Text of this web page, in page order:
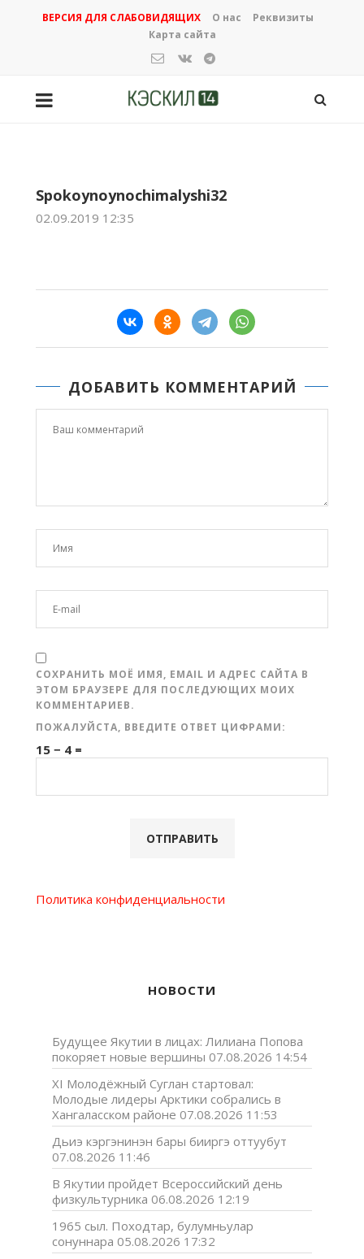
ВЕРСИЯ ДЛЯ СЛАБОВИДЯЩИХ О нас
Реквизиты
Карта сайта
Spokoynoynochimalyshi32
02.09.2019 12:35
ДОБАВИТЬ КОММЕНТАРИЙ
СОХРАНИТЬ МОЁ ИМЯ, EMAIL И АДРЕС САЙТА В
ЭТОМ БРАУЗЕРЕ ДЛЯ ПОСЛЕДУЮЩИХ МОИХ
КОММЕНТАРИЕВ.
ПОЖАЛУЙСТА, ВВЕДИТЕ ОТВЕТ ЦИФРАМИ:
15 − 4 =
Политика конфиденциальности
НОВОСТИ
Будущее Якутии в лицах: Лилиана Попова
покоряет новые вершины 07.08.2026 14:54
XI Молодёжный Суглан стартовал:
Молодые лидеры Арктики собрались в
Хангаласском районе 07.08.2026 11:53
Дьиэ кэргэнинэн бары бииргэ оттуубут
07.08.2026 11:46
В Якутии пройдет Всероссийский день
физкультурника 06.08.2026 12:19
1965 сыл. Походтар, булумньулар
сонуннара 05.08.2026 17:32